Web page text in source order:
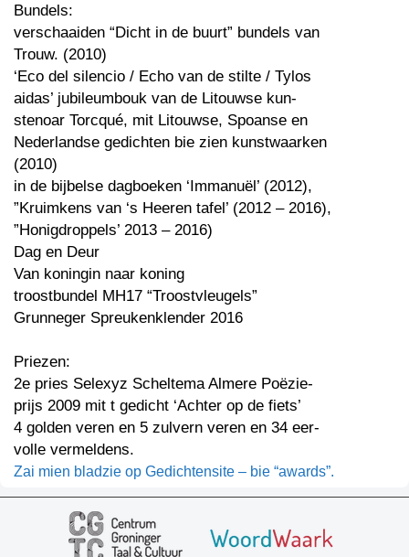
Bundels:
verschaaiden “Dicht in de buurt” bundels van
Trouw. (2010)
‘Eco del silencio / Echo van de stilte / Tylos
aidas’ jubileumbouk van de Litouwse kun-
stenoar Torcqué, mit Litouwse, Spoanse en
Nederlandse gedichten bie zien kunstwaarken
(2010)
in de bijbelse dagboeken ‘Immanuël’ (2012),
”Kruimkens van ‘s Heeren tafel’ (2012 – 2016),
”Honigdroppels’ 2013 – 2016)
Dag en Deur
Van koningin naar koning
troostbundel MH17 “Troostvleugels”
Grunneger Spreukenklender 2016
Priezen:
2e pries Selexyz Scheltema Almere Poëzie-
prijs 2009 mit t gedicht ‘Achter op de fiets’
4 golden veren en 5 zulvern veren en 34 eer-
volle vermeldens.
Zai mien bladzie op Gedichtensite – bie “awards”.